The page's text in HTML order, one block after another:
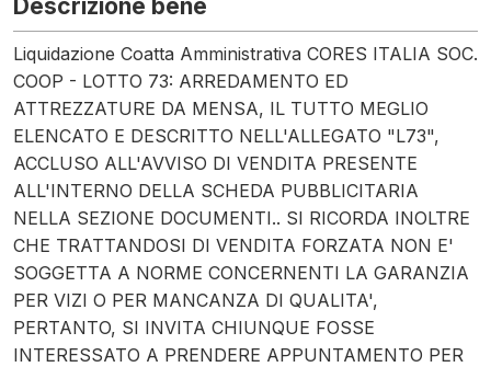
Descrizione bene
Liquidazione Coatta Amministrativa CORES ITALIA SOC.
COOP - LOTTO 73: ARREDAMENTO ED
ATTREZZATURE DA MENSA, IL TUTTO MEGLIO
ELENCATO E DESCRITTO NELL'ALLEGATO "L73",
ACCLUSO ALL'AVVISO DI VENDITA PRESENTE
ALL'INTERNO DELLA SCHEDA PUBBLICITARIA
NELLA SEZIONE DOCUMENTI.. SI RICORDA INOLTRE
CHE TRATTANDOSI DI VENDITA FORZATA NON E'
SOGGETTA A NORME CONCERNENTI LA GARANZIA
PER VIZI O PER MANCANZA DI QUALITA',
PERTANTO, SI INVITA CHIUNQUE FOSSE
INTERESSATO A PRENDERE APPUNTAMENTO PER